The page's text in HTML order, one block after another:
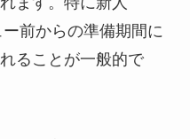
前からの準備期間に
ることが一般的で